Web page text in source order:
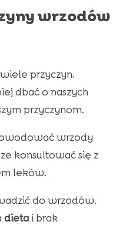
wrzodów
przyczyn.
dbać o naszych
przyczynom.
wrzody
konsultować się z
leków.
do wrzodów.
dietai brak